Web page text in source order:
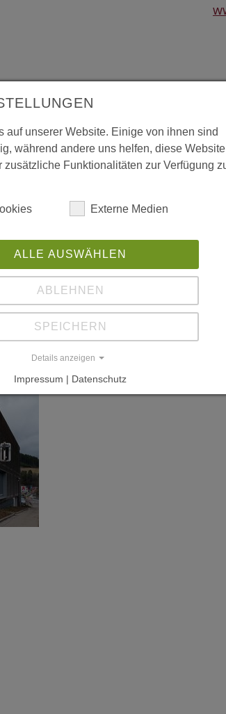
zu erhalten.
auf unserer Website. Einige von ihnen sind
während andere uns helfen, diese Website
zusätzliche Funktionalitäten zur Verfügung
Externe Medien
ALLE AUSWÄHLEN
ABLEHNEN
SPEICHERN
Details anzeigen
Impressum | Datenschutz